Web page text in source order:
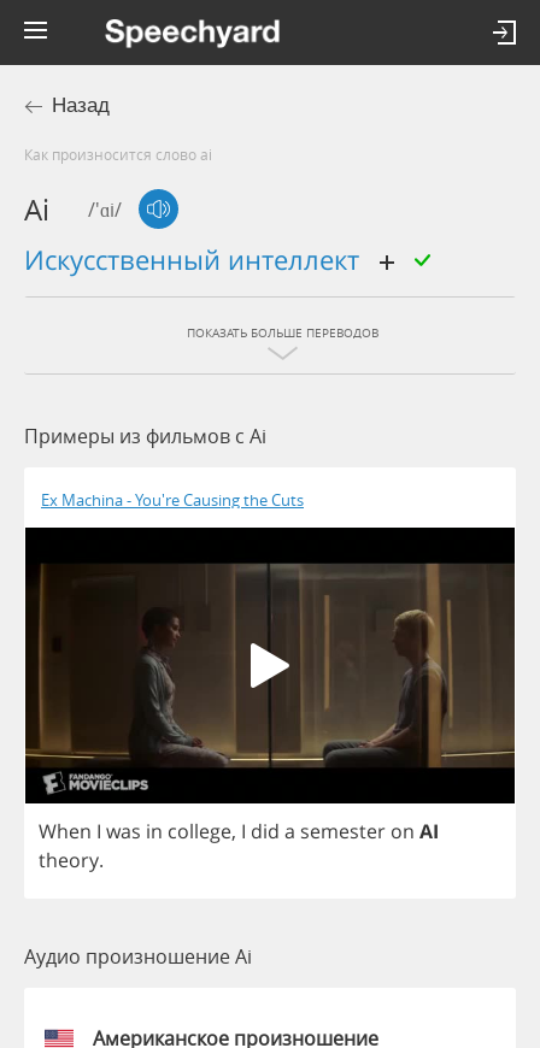
Назад
Как произносится слово ai
Ai /'ɑi/
искусственный интеллект
ПОКАЗАТЬ БОЛЬШЕ ПЕРЕВОДОВ
Примеры из фильмов c Ai
Ex Machina - You're Causing the Cuts
When I was in college, I did a semester on AI
theory.
Аудио произношение Ai
Американское произношение